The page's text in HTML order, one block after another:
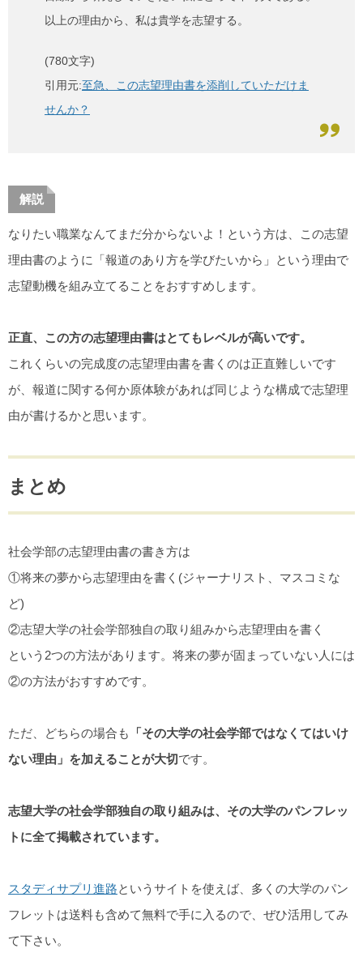
以上の理由から、私は貴学を志望する。
(780文字)
引用元:至急、この志望理由書を添削していただけま
せんか？
解説
なりたい職業なんてまだ分からないよ！という方は、この志望
理由書のように「報道のあり方を学びたいから」という理由で
志望動機を組み立てることをおすすめします。
正直、この方の志望理由書はとてもレベルが高いです。
これくらいの完成度の志望理由書を書くのは正直難しいです
が、報道に関する何か原体験があれば同じような構成で志望理
由が書けるかと思います。
まとめ
社会学部の志望理由書の書き方は
①将来の夢から志望理由を書く(ジャーナリスト、マスコミな
ど)
②志望大学の社会学部独自の取り組みから志望理由を書く
という2つの方法があります。将来の夢が固まっていない人には
②の方法がおすすめです。
ただ、どちらの場合も 「その大学の社会学部ではなくてはいけ
ない理由」を加えることが大切です。
志望大学の社会学部独自の取り組みは、その大学のパンフレッ
トに全て掲載されています。
スタディサプリ進路というサイトを使えば、多くの大学のパン
フレットは送料も含めて無料で手に入るので、ぜひ活用してみ
て下さい。